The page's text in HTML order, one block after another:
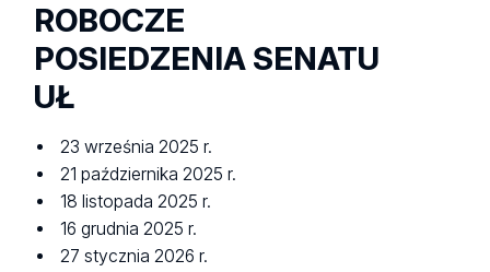
ROBOCZE
POSIEDZENIA SENATU
UŁ
23 września 2025 r.
21 października 2025 r.
18 listopada 2025 r.
16 grudnia 2025 r.
27 stycznia 2026 r.